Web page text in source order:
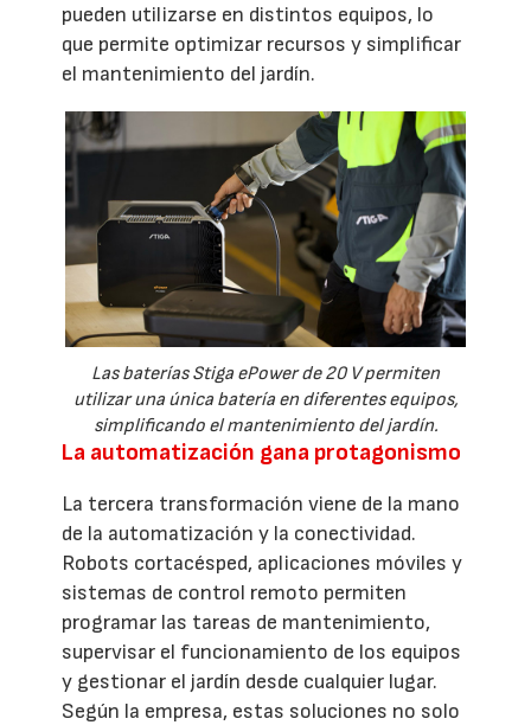
pueden utilizarse en distintos equipos, lo
que permite optimizar recursos y simplificar
el mantenimiento del jardín.
Las baterías Stiga ePower de 20 V permiten
utilizar una única batería en diferentes equipos,
simplificando el mantenimiento del jardín.
La automatización gana protagonismo
La tercera transformación viene de la mano
de la automatización y la conectividad.
Robots cortacésped, aplicaciones móviles y
sistemas de control remoto permiten
programar las tareas de mantenimiento,
supervisar el funcionamiento de los equipos
y gestionar el jardín desde cualquier lugar.
Según la empresa, estas soluciones no solo